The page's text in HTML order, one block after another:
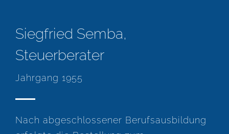
Siegfried Semba,
Steuerberater
Jahrgang 1955
Nach abgeschlossener Berufsausbildung